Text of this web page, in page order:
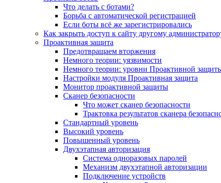
Что делать с ботами?
Борьба с автоматической регистрацией
Если боты всё же зарегистрировались
Как закрыть доступ к сайту другому
Проактивная защита
Предотвращаем вторжения
Немного теории: уязвимости
Немного теории: уровни Проактивной
Настройки модуля Проактивная защита
Монитор проактивной защиты
Сканер безопасности
Что может сканер безопасности
Трактовка результатов сканера
Стандартный уровень
Высокий уровень
Повышенный уровень
Двухэтапная авторизация
Система одноразовых паролей
Механизм двухэтапной авторизации
Подключение устройств